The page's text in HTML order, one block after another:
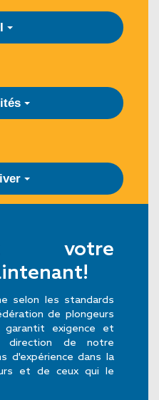
votre
selon les standards
de plongeurs
garantit exigence et
direction de notre
d'expérience dans la
et de ceux qui le